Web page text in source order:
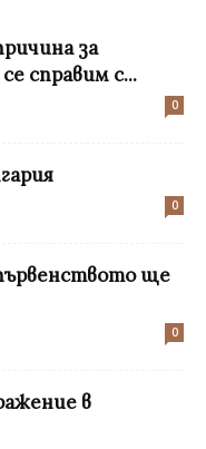
за
справим с...
0
0
ще
0
в